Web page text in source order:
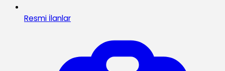
Resmi İlanlar